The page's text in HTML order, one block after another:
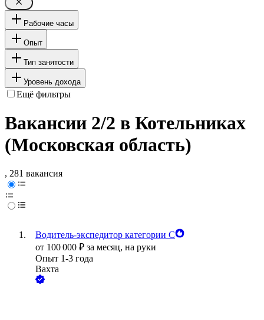
Рабочие часы
Опыт
Тип занятости
Уровень дохода
Ещё фильтры
Вакансии 2/2 в Котельниках
(Московская область)
, 281 вакансия
Водитель-экспедитор категории С
от 100 000 ₽ за месяц, на руки
Опыт 1-3 года
Вахта